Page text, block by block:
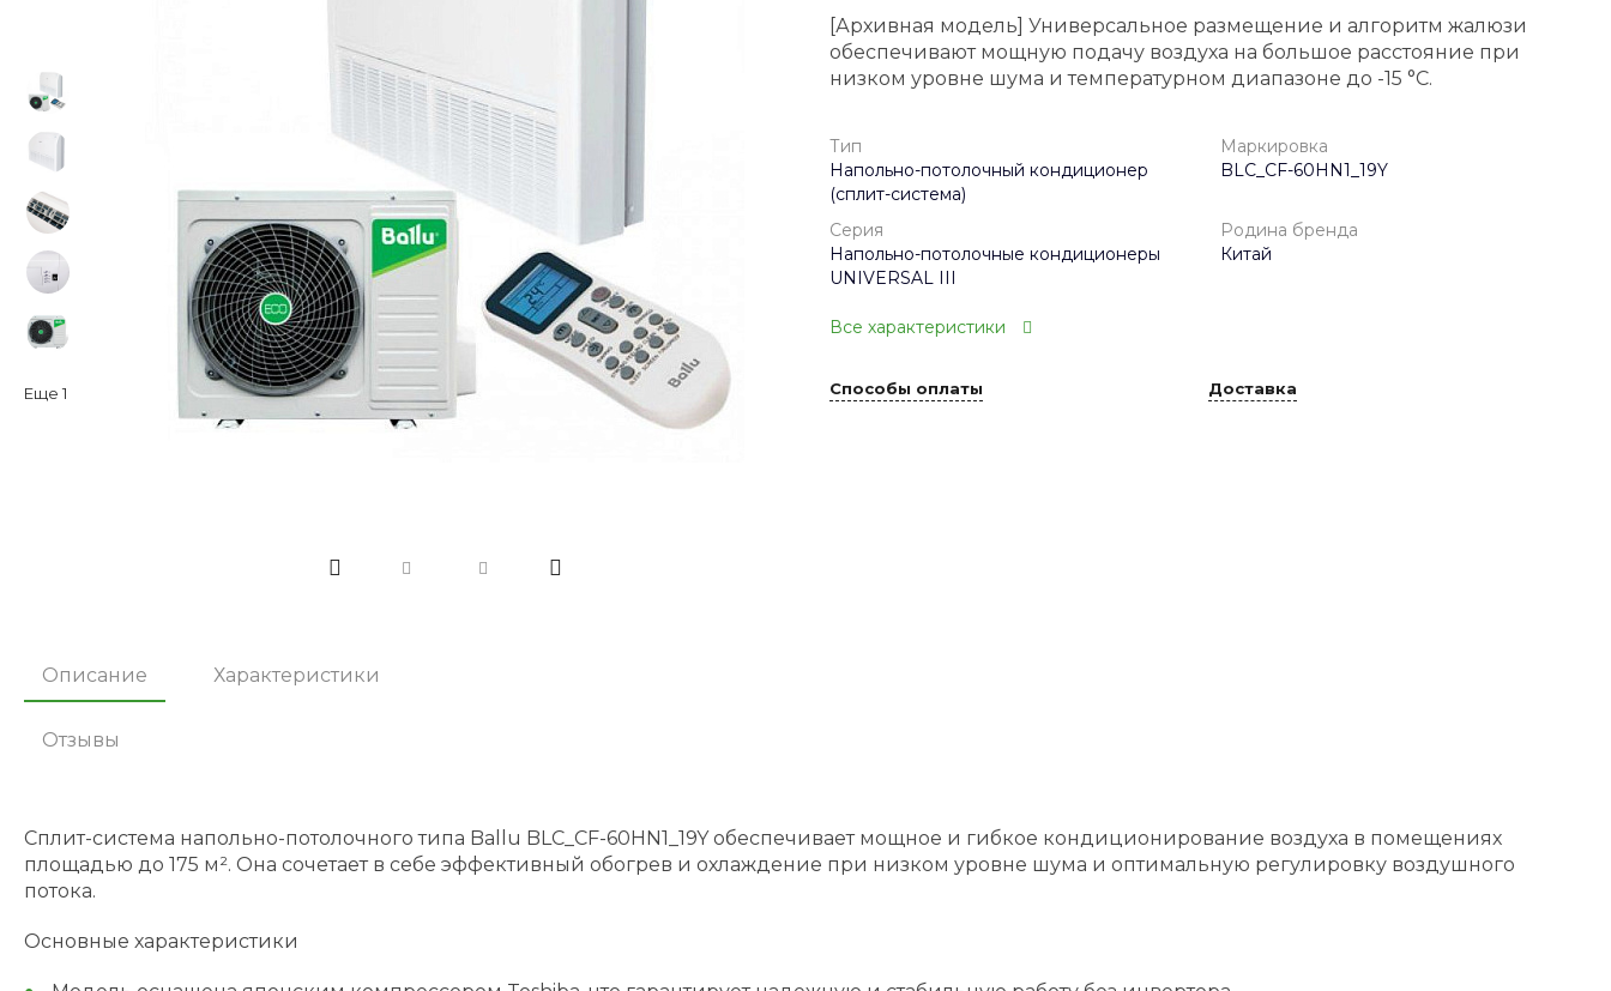
Еще 1
[Архивная модель] Универсальное размещение и алгоритм жалюзи
обеспечивают мощную подачу воздуха на большое расстояние при
низком уровне шума и температурном диапазоне до -15 °С.
Тип
Напольно-потолочный кондиционер
(сплит-система)
Маркировка
BLC_CF-60HN1_19Y
Серия
Напольно-потолочные кондиционеры
UNIVERSAL III
Родина бренда
Китай
Все характеристики
Способы оплаты Доставка
Описание Характеристики
Отзывы
Сплит-система напольно-потолочного типа Ballu BLC_CF-60HN1_19Y обеспечивает мощное и гибкое кондиционирование воздуха в помещениях
площадью до 175 м². Она сочетает в себе эффективный обогрев и охлаждение при низком уровне шума и оптимальную регулировку воздушного
потока.
Основные характеристики